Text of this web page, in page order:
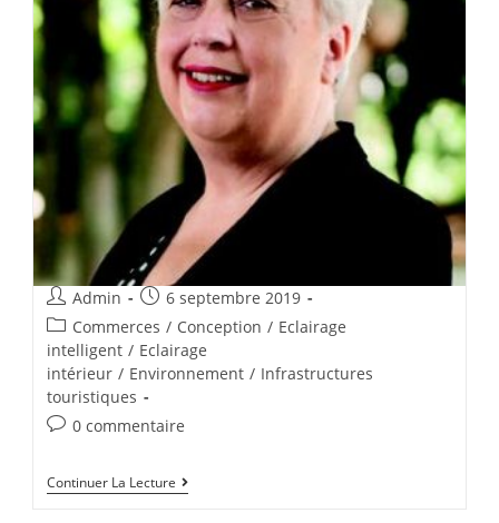
Admin
6 septembre 2019
Commerces / Conception / Eclairage
intelligent / Eclairage
intérieur / Environnement / Infrastructures
touristiques
0 commentaire
Continuer La Lecture